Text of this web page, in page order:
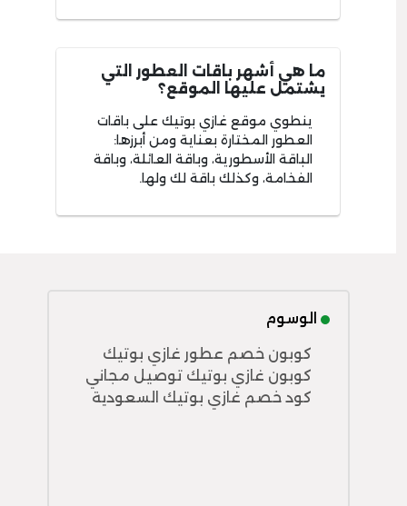
ما هي أشهر باقات العطور التي
يشتمل عليها الموقع؟
ينطوي موقع غازي بوتيك على باقات
العطور المختارة بعناية ومن أبرزها:
الباقة الأسطورية، وباقة العائلة، وباقة
الفخامة، وكذلك باقة لك ولها.
الوسوم
كوبون خصم عطور غازي بوتيك
كوبون غازي بوتيك توصيل مجاني
كود خصم غازي بوتيك السعودية